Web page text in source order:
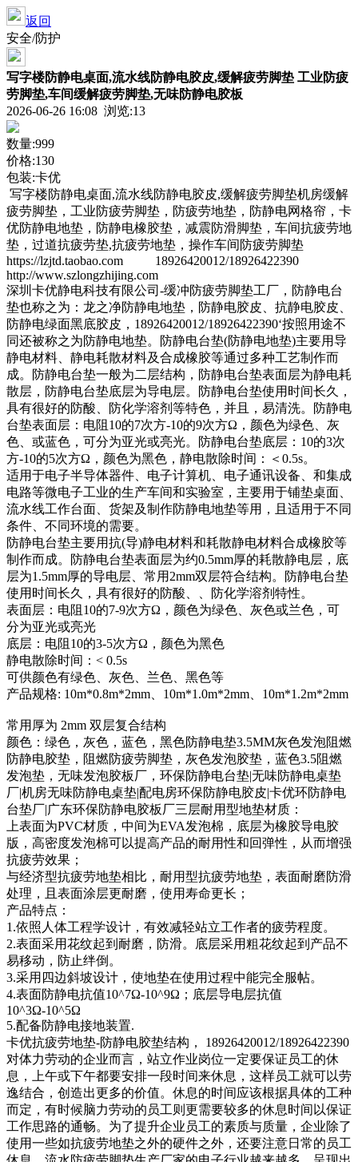
返回
安全/防护
写字楼防静电桌面,流水线防静电胶皮,缓解疲劳脚垫 工业防疲
劳脚垫,车间缓解疲劳脚垫,无味防静电胶板
2026-06-26 16:08 浏览:13
数量:999
价格:130
包装:卡优
写字楼防静电桌面,流水线防静电胶皮,缓解疲劳脚垫机房缓解
疲劳脚垫，工业防疲劳脚垫，防疲劳地垫，防静电网格帘，卡
优防静电地垫，防静电橡胶垫，减震防滑脚垫，车间抗疲劳地
垫，过道抗疲劳垫,抗疲劳地垫，操作车间防疲劳脚垫
https://lzjtd.taobao.com 18926420012/18926422390
http://www.szlongzhijing.com
深圳卡优静电科技有限公司-缓冲防疲劳脚垫工厂，防静电台
垫也称之为：龙之净防静电地垫，防静电胶皮、抗静电胶皮、
防静电绿面黑底胶皮，18926420012/18926422390‘按照用途不
同还被称之为防静电地垫。防静电台垫(防静电地垫)主要用导
静电材料、静电耗散材料及合成橡胶等通过多种工艺制作而
成。防静电台垫一般为二层结构，防静电台垫表面层为静电耗
散层，防静电台垫底层为导电层。防静电台垫使用时间长久，
具有很好的防酸、防化学溶剂等特色，并且，易清洗。防静电
台垫表面层：电阻10的7次方-10的9次方Ω，颜色为绿色、灰
色、或蓝色，可分为亚光或亮光。防静电台垫底层：10的3次
方-10的5次方Ω，颜色为黑色，静电散除时间：＜0.5s。
适用于电子半导体器件、电子计算机、电子通讯设备、和集成
电路等微电子工业的生产车间和实验室，主要用于铺垫桌面、
流水线工作台面、货架及制作防静电地垫等用，且适用于不同
条件、不同环境的需要。
防静电台垫主要用抗(导)静电材料和耗散静电材料合成橡胶等
制作而成。防静电台垫表面层为约0.5mm厚的耗散静电层，底
层为1.5mm厚的导电层、常用2mm双层符合结构。防静电台垫
使用时间长久，具有很好的防酸、、防化学溶剂特性。
表面层：电阻10的7-9次方Ω，颜色为绿色、灰色或兰色，可
分为亚光或亮光
底层：电阻10的3-5次方Ω，颜色为黑色
静电散除时间：< 0.5s
可供颜色有绿色、灰色、兰色、黑色等
产品规格: 10m*0.8m*2mm、10m*1.0m*2mm、10m*1.2m*2mm
常用厚为 2mm 双层复合结构
颜色：绿色，灰色，蓝色，黑色防静电垫3.5MM灰色发泡阻燃
防静电胶垫，阻燃防疲劳脚垫，灰色发泡胶垫，蓝色3.5阻燃
发泡垫，无味发泡胶板厂，环保防静电台垫|无味防静电桌垫
厂|机房无味防静电桌垫|配电房环保防静电胶皮|卡优环防静电
台垫厂|广东环保防静电胶板厂三层耐用型地垫材质：
上表面为PVC材质，中间为EVA发泡棉，底层为橡胶导电胶
版，高密度发泡棉可以提高产品的耐用性和回弹性，从而增强
抗疲劳效果；
与经济型抗疲劳地垫相比，耐用型抗疲劳地垫，表面耐磨防滑
处理，且表面涂层更耐磨，使用寿命更长；
产品特点：
1.依照人体工程学设计，有效减轻站立工作者的疲劳程度。
2.表面采用花纹起到耐磨，防滑。底层采用粗花纹起到产品不
易移动，防止绊倒。
3.采用四边斜坡设计，使地垫在使用过程中能完全服帖。
4.表面防静电抗值10^7Ω-10^9Ω；底层导电层抗值
10^3Ω-10^5Ω
5.配备防静电接地装置.
卡优抗疲劳地垫-防静电胶垫结构， 18926420012/18926422390
对体力劳动的企业而言，站立作业岗位一定要保证员工的休
息，上午或下午都要安排一段时间来休息，这样员工就可以劳
逸结合，创造出更多的价值。休息的时间应该根据具体的工种
而定，有时候脑力劳动的员工则更需要较多的休息时间以保证
工作思路的通畅。为了提升企业员工的素质与质量，企业除了
使用一些如抗疲劳地垫之外的硬件之外，还要注意日常的员工